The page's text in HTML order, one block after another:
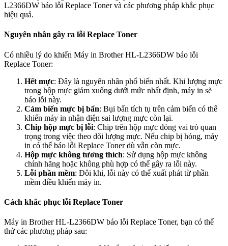
L2366DW báo lỗi Replace Toner và các phương pháp khắc phục
hiệu quả.
Nguyên nhân gây ra lỗi Replace Toner
Có nhiều lý do khiến Máy in Brother HL-L2366DW báo lỗi
Replace Toner:
Hết mực: Đây là nguyên nhân phổ biến nhất. Khi lượng mực
trong hộp mực giảm xuống dưới mức nhất định, máy in sẽ
báo lỗi này.
Cảm biến mực bị bẩn: Bụi bẩn tích tụ trên cảm biến có thể
khiến máy in nhận diện sai lượng mực còn lại.
Chip hộp mực bị lỗi: Chip trên hộp mực đóng vai trò quan
trọng trong việc theo dõi lượng mực. Nếu chip bị hỏng, máy
in có thể báo lỗi Replace Toner dù vẫn còn mực.
Hộp mực không tương thích: Sử dụng hộp mực không
chính hãng hoặc không phù hợp có thể gây ra lỗi này.
Lỗi phần mềm: Đôi khi, lỗi này có thể xuất phát từ phần
mềm điều khiển máy in.
Cách khắc phục lỗi Replace Toner
Máy in Brother HL-L2366DW báo lỗi Replace Toner, bạn có thể
thử các phương pháp sau: